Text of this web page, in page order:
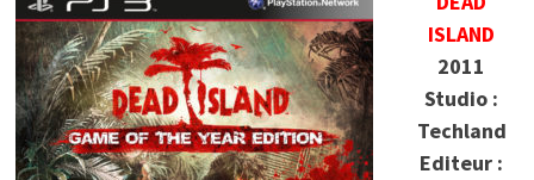
ISLAND
2011
Studio :
Techland
Editeur :